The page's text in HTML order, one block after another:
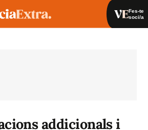
Fes-te
soci/a
addicionals i